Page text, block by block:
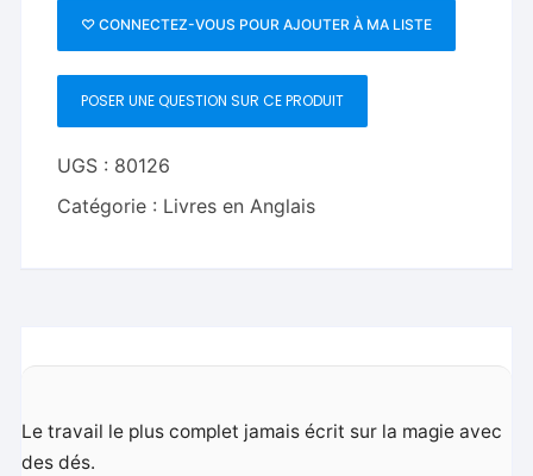
Dice
Magic:
A
Complete
Course
On
With
♡ CONNECTEZ-VOUS POUR AJOUTER À MA LISTE
POSER UNE QUESTION SUR CE PRODUIT
UGS : 80126
Catégorie : Livres en Anglais
Le travail le plus complet jamais écrit sur la magie avec
des dés.